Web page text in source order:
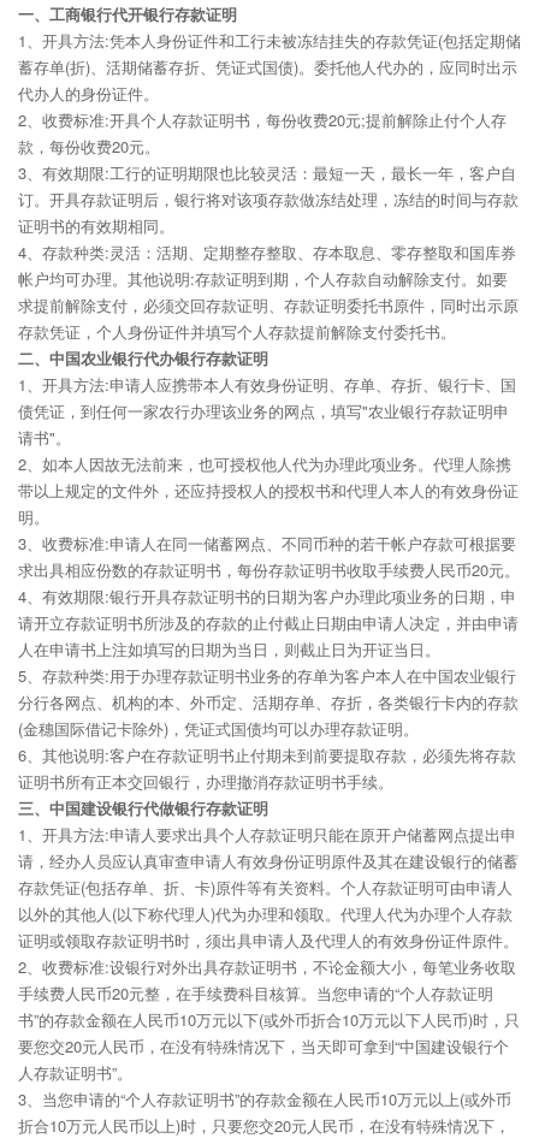
一、工商银行代开银行存款证明
1、开具方法:凭本人身份证件和工行未被冻结挂失的存款凭证(包括定期储
蓄存单(折)、活期储蓄存折、凭证式国债)。委托他人代办的，应同时出示
代办人的身份证件。
2、收费标准:开具个人存款证明书，每份收费20元;提前解除止付个人存
款，每份收费20元。
3、有效期限:工行的证明期限也比较灵活：最短一天，最长一年，客户自
订。开具存款证明后，银行将对该项存款做冻结处理，冻结的时间与存款
证明书的有效期相同。
4、存款种类:灵活：活期、定期整存整取、存本取息、零存整取和国库券
帐户均可办理。其他说明:存款证明到期，个人存款自动解除支付。如要
求提前解除支付，必须交回存款证明、存款证明委托书原件，同时出示原
存款凭证，个人身份证件并填写个人存款提前解除支付委托书。
二、中国农业银行代办银行存款证明
1、开具方法:申请人应携带本人有效身份证明、存单、存折、银行卡、国
债凭证，到任何一家农行办理该业务的网点，填写"农业银行存款证明申
请书"。
2、如本人因故无法前来，也可授权他人代为办理此项业务。代理人除携
带以上规定的文件外，还应持授权人的授权书和代理人本人的有效身份证
明。
3、收费标准:申请人在同一储蓄网点、不同币种的若干帐户存款可根据要
求出具相应份数的存款证明书，每份存款证明书收取手续费人民币20元。
4、有效期限:银行开具存款证明书的日期为客户办理此项业务的日期，申
请开立存款证明书所涉及的存款的止付截止日期由申请人决定，并由申请
人在申请书上注如填写的日期为当日，则截止日为开证当日。
5、存款种类:用于办理存款证明书业务的存单为客户本人在中国农业银行
分行各网点、机构的本、外币定、活期存单、存折，各类银行卡内的存款
(金穗国际借记卡除外)，凭证式国债均可以办理存款证明。
6、其他说明:客户在存款证明书止付期未到前要提取存款，必须先将存款
证明书所有正本交回银行，办理撤消存款证明书手续。
三、中国建设银行代做银行存款证明
1、开具方法:申请人要求出具个人存款证明只能在原开户储蓄网点提出申
请，经办人员应认真审查申请人有效身份证明原件及其在建设银行的储蓄
存款凭证(包括存单、折、卡)原件等有关资料。个人存款证明可由申请人
以外的其他人(以下称代理人)代为办理和领取。代理人代为办理个人存款
证明或领取存款证明书时，须出具申请人及代理人的有效身份证件原件。
2、收费标准:设银行对外出具存款证明书，不论金额大小，每笔业务收取
手续费人民币20元整，在手续费科目核算。当您申请的“个人存款证明
书”的存款金额在人民币10万元以下(或外币折合10万元以下人民币)时，只
要您交20元人民币，在没有特殊情况下，当天即可拿到“中国建设银行个
人存款证明书”。
3、当您申请的“个人存款证明书”的存款金额在人民币10万元以上(或外币
折合10万元人民币以上)时，只要您交20元人民币，在没有特殊情况下，